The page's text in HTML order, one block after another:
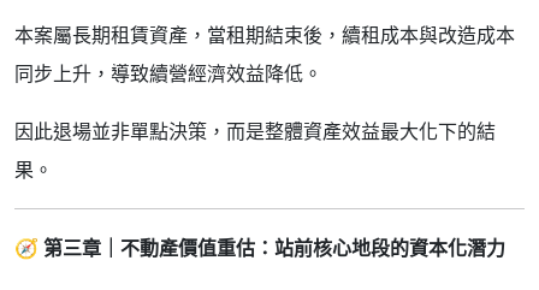
本案屬長期租賃資產，當租期結束後，續租成本與改造成本
同步上升，導致續營經濟效益降低。
因此退場並非單點決策，而是整體資產效益最大化下的結
果。
🧭 第三章｜不動產價值重估：站前核心地段的資本化潛力